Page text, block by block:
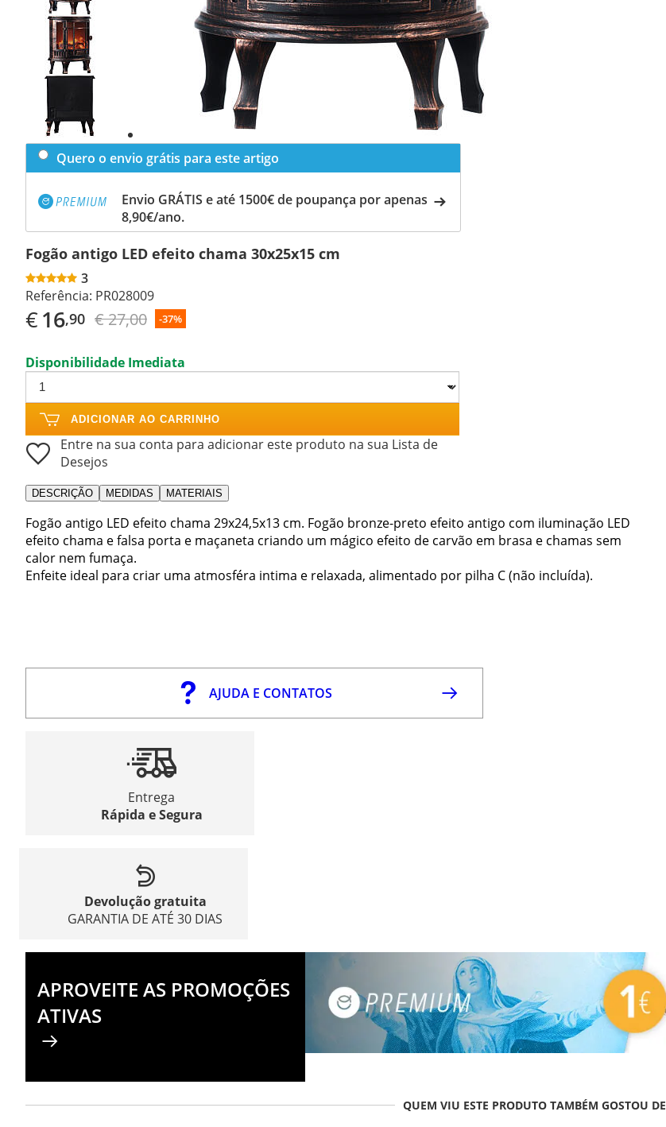
Previous
slide
Next
Quero o envio grátis para este artigo
Envio GRÁTIS e até 1500€ de poupança por apenas
8,90€/ano.
Fogão antigo LED efeito chama 30x25x15 cm
3
Referência: PR028009
€16,90 € 27,00 -37%
Disponibilidade Imediata
ADICIONAR AO CARRINHO
Entre na sua conta para adicionar este produto na sua Lista de
Desejos
DESCRIÇÃO MEDIDAS MATERIAIS
Fogão antigo LED efeito chama 29x24,5x13 cm. Fogão bronze-preto efeito antigo com iluminação LED
efeito chama e falsa porta e maçaneta criando um mágico efeito de carvão em brasa e chamas sem
calor nem fumaça.
Enfeite ideal para criar uma atmosféra intima e relaxada, alimentado por pilha C (não incluída).
AJUDA E CONTATOS
Entrega
Rápida e Segura
Devolução gratuita
GARANTIA DE ATÉ 30 DIAS
APROVEITE AS PROMOÇÕES
ATIVAS
QUEM VIU ESTE PRODUTO TAMBÉM GOSTOU DE